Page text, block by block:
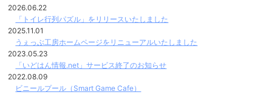
2026.06.22
「トイレ行列パズル」をリリースいたしました
2025.11.01
うぇっぶ工房ホームページをリニューアルいたしました
2023.05.23
「いどはん情報.net」サービス終了のお知らせ
2022.08.09
ビニールプール（Smart Game Cafe）